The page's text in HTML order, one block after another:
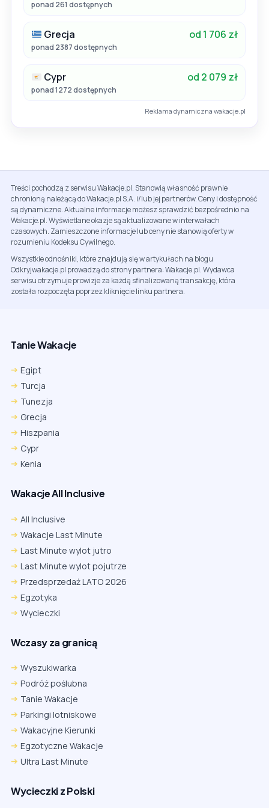
ponad 261 dostępnych
Grecja od 1 706 zł
ponad 2387 dostępnych
Cypr od 2 079 zł
ponad 1272 dostępnych
Reklama dynamiczna wakacje.pl
Treści pochodzą z serwisu Wakacje.pl. Stanowią własność prawnie
chronioną należącą do Wakacje.pl S.A. i/lub jej partnerów. Ceny i dostępność
są dynamiczne. Aktualne informacje możesz sprawdzić bezpośrednio na
Wakacje.pl. Wyświetlane okazje są aktualizowane w interwałach
czasowych. Zamieszczone informacje lub ceny nie stanowią oferty w
rozumieniu Kodeksu Cywilnego.
Wszystkie odnośniki, które znajdują się w artykułach na blogu
Odkryjwakacje.pl prowadzą do strony partnera: Wakacje.pl. Wydawca
serwisu otrzymuje prowizje za każdą sfinalizowaną transakcję, która
została rozpoczęta poprzez kliknięcie linku partnera.
Tanie Wakacje
Egipt
Turcja
Tunezja
Grecja
Hiszpania
Cypr
Kenia
Wakacje All Inclusive
All Inclusive
Wakacje Last Minute
Last Minute wylot jutro
Last Minute wylot pojutrze
Przedsprzedaż LATO 2026
Egzotyka
Wycieczki
Wczasy za granicą
Wyszukiwarka
Podróż poślubna
Tanie Wakacje
Parkingi lotniskowe
Wakacyjne Kierunki
Egzotyczne Wakacje
Ultra Last Minute
Wycieczki z Polski